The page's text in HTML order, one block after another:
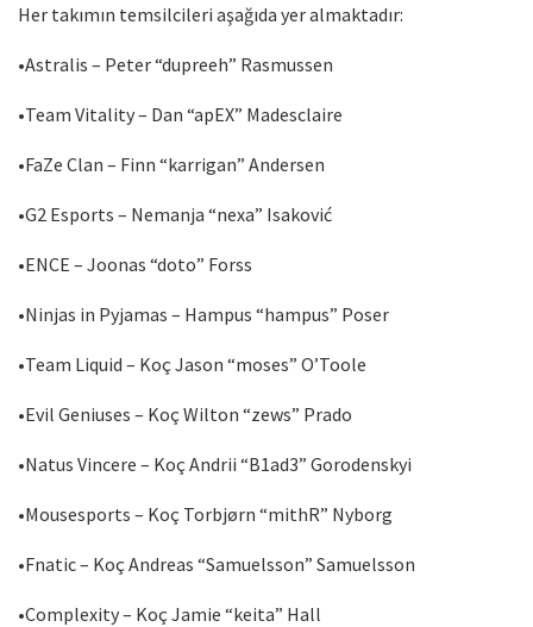
Her takımın temsilcileri aşağıda yer almaktadır:
•Astralis – Peter “dupreeh” Rasmussen
•Team Vitality – Dan “apEX” Madesclaire
•FaZe Clan – Finn “karrigan” Andersen
•G2 Esports – Nemanja “nexa” Isaković
•ENCE – Joonas “doto” Forss
•Ninjas in Pyjamas – Hampus “hampus” Poser
•Team Liquid – Koç Jason “moses” O’Toole
•Evil Geniuses – Koç Wilton “zews” Prado
•Natus Vincere – Koç Andrii “B1ad3” Gorodenskyi
•Mousesports – Koç Torbjørn “mithR” Nyborg
•Fnatic – Koç Andreas “Samuelsson” Samuelsson
•Complexity – Koç Jamie “keita” Hall